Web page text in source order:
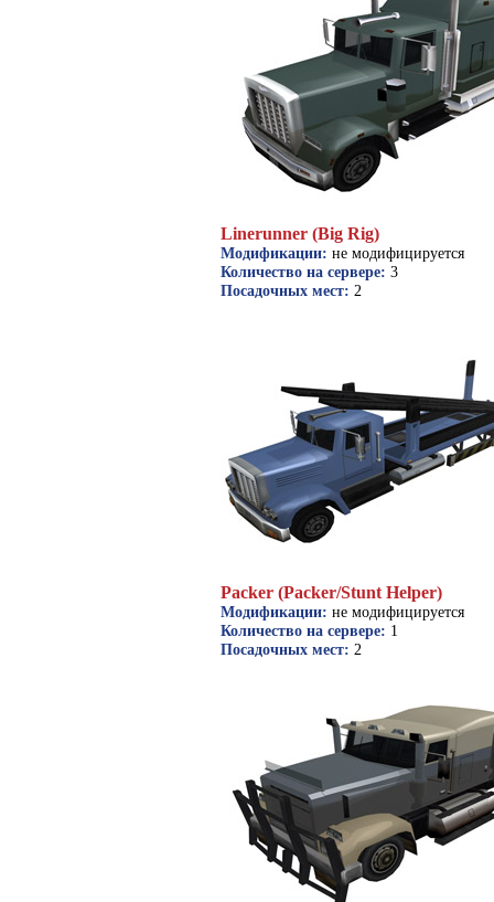
Linerunner (Big Rig)
Модификации: не модифицируется
Количество на сервере: 3
Посадочных мест: 2
Packer (Packer/Stunt Helper)
Модификации: не модифицируется
Количество на сервере: 1
Посадочных мест: 2